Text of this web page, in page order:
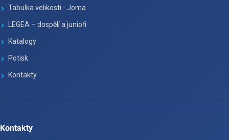
Tabulka velikosti - Joma
LEGEA – dospělí a junioři
Katalogy
Potisk
Kontakty
Kontakty